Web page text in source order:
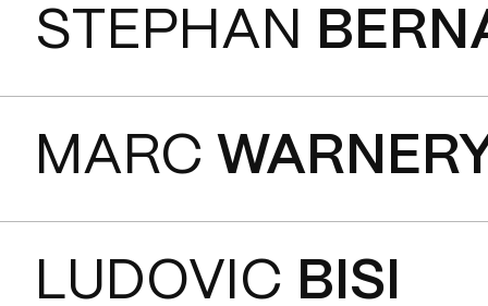
STEPHAN
MARC
LUDOVIC BISI